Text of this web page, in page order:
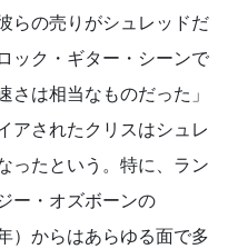
らの売りがシュレッドだ
ック・ギター・シーンで
は相当なものだった」
アされたクリスはシュレ
ったという。特に、ラン
ー・オズボーンの
）からはあらゆる面で多